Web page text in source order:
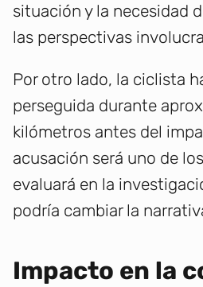
situación y la necesidad
las perspectivas
Por otro lado, la ciclista
perseguida durante
kilómetros antes del
acusación será uno de
evaluará en la
podría cambiar la
Impacto en la